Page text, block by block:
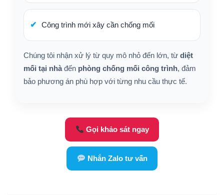
Công trình mới xây cần chống mối
Chúng tôi nhận xử lý từ quy mô nhỏ đến lớn, từ diệt
mối tại nhà đến phòng chống mối công trình, đảm
bảo phương án phù hợp với từng nhu cầu thực tế.
Gọi khảo sát ngay
Nhắn Zalo tư vấn